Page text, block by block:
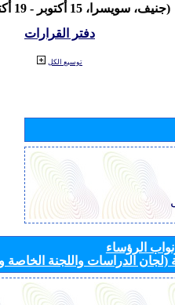
(جنيف، سويسرا، 15 أكتوبر - 19 أكتوبر 2007)
دفتر القرارات
توسيع الكل
الرؤساء
(لجان الدراسات واللجنة